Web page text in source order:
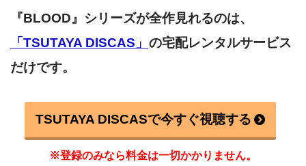
『BLOOD』シリーズが全作見れるのは、
「TSUTAYA DISCAS」 の宅配レンタルサービス
だけです。
TSUTAYA DISCASで今すぐ視聴する
※登録のみなら料金は一切かかりません。